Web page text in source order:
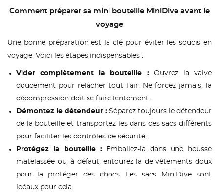
Comment préparer sa mini bouteille MiniDive avant le
voyage
Une bonne préparation est la clé pour éviter les soucis en
voyage. Voici les étapes indispensables :
Vider complètement la bouteille :Ouvrez la valve
doucement pour relâcher tout l’air. Ne forcez jamais, la
décompression doit se faire lentement.
Démontez le détendeur : Séparez toujours le détendeur
de la bouteille et transportez-les dans des sacs différents
pour faciliter les contrôles de sécurité.
Protégez la bouteille :Emballez-la dans une housse
matelassée ou, à défaut, entourez-la de vêtements doux
pour la protéger des chocs. Les sacs MiniDive sont
idéaux pour cela.